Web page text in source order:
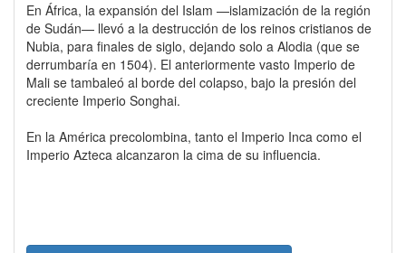
En África, la expansión del Islam —islamización de la región
de Sudán— llevó a la destrucción de los reinos cristianos de
Nubia, para finales de siglo, dejando solo a Alodia (que se
derrumbaría en 1504). El anteriormente vasto Imperio de
Mali se tambaleó al borde del colapso, bajo la presión del
creciente Imperio Songhai.
En la América precolombina, tanto el Imperio Inca como el
Imperio Azteca alcanzaron la cima de su influencia.